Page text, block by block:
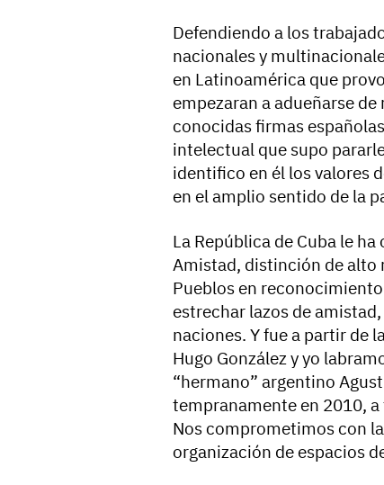
Defendiendo a los
nacionales y
en Latinoamérica que
empezaran a adueñarse
conocidas firmas
intelectual que supo
identifico en él los valores
en el amplio sentido de la
La República de Cuba le
Amistad, distinción de alto
Pueblos en
estrechar lazos de
naciones. Y fue a partir de
Hugo González y yo
“hermano” argentino
tempranamente en 2010, a
Nos comprometimos con
organización de espacios